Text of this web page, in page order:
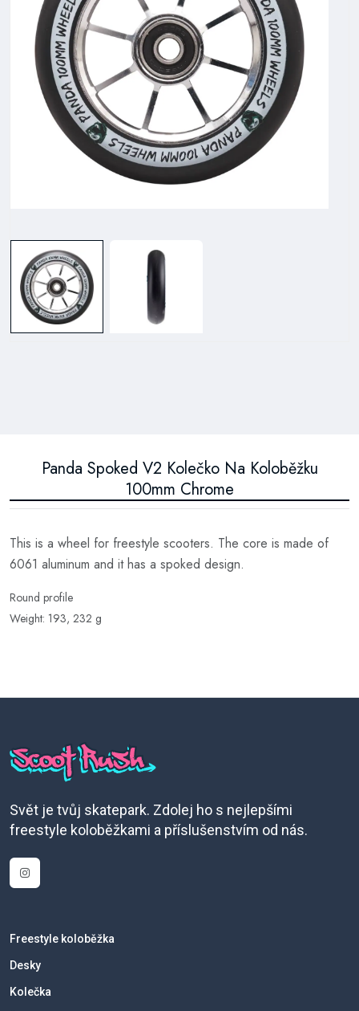
Panda Spoked V2 Kolečko Na Koloběžku
100mm Chrome
This is a wheel for freestyle scooters. The core is made of
6061 aluminum and it has a spoked design.
Round profile
Weight: 193, 232 g
Svět je tvůj skatepark. Zdolej ho s nejlepšími
freestyle koloběžkami a příslušenstvím od nás.
Freestyle koloběžka
Desky
Kolečka